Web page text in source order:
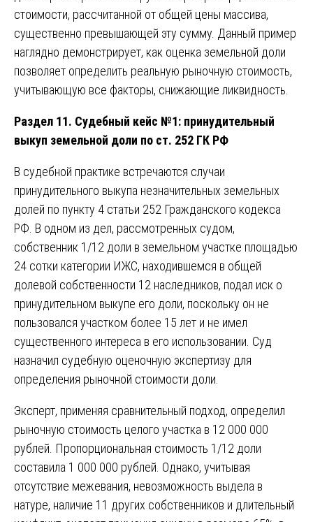
стоимости, рассчитанной от общей цены массива,
существенно превышающей эту сумму. Данный пример
наглядно демонстрирует, как оценка земельной доли
позволяет определить реальную рыночную стоимость,
учитывающую все факторы, снижающие ликвидность.
Раздел 11. Судебный кейс №1: принудительный
выкуп земельной доли по ст. 252 ГК РФ
В судебной практике встречаются случаи
принудительного выкупа незначительных земельных
долей по пункту 4 статьи 252 Гражданского кодекса
РФ. В одном из дел, рассмотренных судом,
собственник 1/12 доли в земельном участке площадью
24 сотки категории ИЖС, находившемся в общей
долевой собственности 12 наследников, подал иск о
принудительном выкупе его доли, поскольку он не
пользовался участком более 15 лет и не имел
существенного интереса в его использовании. Суд
назначил судебную оценочную экспертизу для
определения рыночной стоимости доли.
Эксперт, применяя сравнительный подход, определил
рыночную стоимость целого участка в 12 000 000
рублей. Пропорциональная стоимость 1/12 доли
составила 1 000 000 рублей. Однако, учитывая
отсутствие межевания, невозможность выдела в
натуре, наличие 11 других собственников и длительный